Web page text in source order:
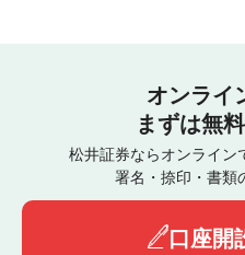
オンライ
まずは無
松井証券ならオンライン
署名・捺印・書類
口座開